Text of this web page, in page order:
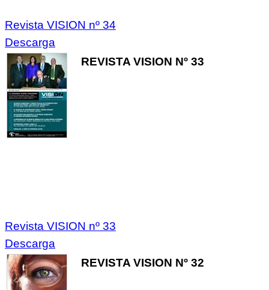
Revista VISION nº 34
Descarga
REVISTA VISION Nº 33
Revista VISION nº 33
Descarga
REVISTA VISION Nº 32